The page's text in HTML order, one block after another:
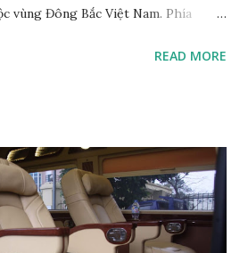
vùng Đông Bắc Việt Nam. Phía
Tuyên Quang. Về phía Bắc, Hà Giang
phía Bắc Việt Nam, là điểm đến
sơn cước núi rừng trùng điệp như
Du khách sẽ không khỏi ngỡ
chốn thiên nhiên kỳ thú khi đến với
READ MORE